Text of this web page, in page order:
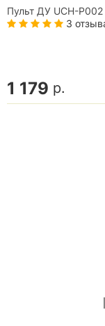
Пульт ДУ UCH-P002
3
1 179 р.